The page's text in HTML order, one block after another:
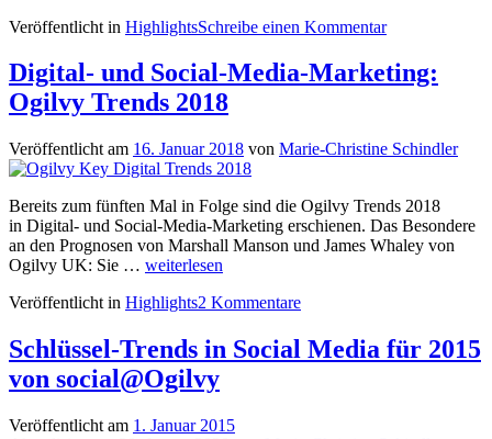
B2B,
Voice
Chief
Veröffentlicht in HighlightsSchreibe einen Kommentar
Digital- und Social-Media-Marketing:
Ogilvy Trends 2018
Veröffentlicht am 16. Januar 2018 von Marie-Christine Schindler
Bereits zum fünften Mal in Folge sind die Ogilvy Trends 2018
in Digital- und Social-Media-Marketing erschienen. Das Besondere
an den Prognosen von Marshall Manson und James Whaley von
Ogilvy UK: Sie … Digital-
Social-
Marketing:
Ogilvy
Trends
weiterlesen
Veröffentlicht in Highlights2 Kommentare
Schlüssel-Trends in Social Media für 2015
von social@Ogilvy
Veröffentlicht am 1. Januar 2015